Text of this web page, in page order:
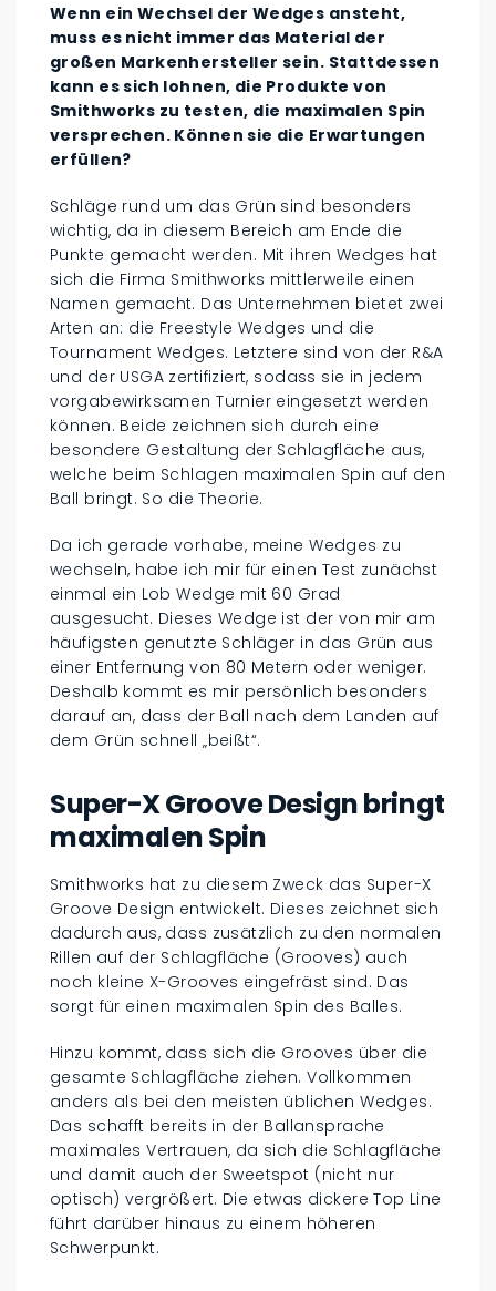
Wenn ein Wechsel der Wedges ansteht,
muss es nicht immer das Material der
großen Markenhersteller sein. Stattdessen
kann es sich lohnen, die Produkte von
Smithworks zu testen, die maximalen Spin
versprechen. Können sie die Erwartungen
erfüllen?
Schläge rund um das Grün sind besonders
wichtig, da in diesem Bereich am Ende die
Punkte gemacht werden. Mit ihren Wedges hat
sich die Firma Smithworks mittlerweile einen
Namen gemacht. Das Unternehmen bietet zwei
Arten an: die Freestyle Wedges und die
Tournament Wedges. Letztere sind von der R&A
und der USGA zertifiziert, sodass sie in jedem
vorgabewirksamen Turnier eingesetzt werden
können. Beide zeichnen sich durch eine
besondere Gestaltung der Schlagfläche aus,
welche beim Schlagen maximalen Spin auf den
Ball bringt. So die Theorie.
Da ich gerade vorhabe, meine Wedges zu
wechseln, habe ich mir für einen Test zunächst
einmal ein Lob Wedge mit 60 Grad
ausgesucht. Dieses Wedge ist der von mir am
häufigsten genutzte Schläger in das Grün aus
einer Entfernung von 80 Metern oder weniger.
Deshalb kommt es mir persönlich besonders
darauf an, dass der Ball nach dem Landen auf
dem Grün schnell „beißt“.
Super-X Groove Design bringt
maximalen Spin
Smithworks hat zu diesem Zweck das Super-X
Groove Design entwickelt. Dieses zeichnet sich
dadurch aus, dass zusätzlich zu den normalen
Rillen auf der Schlagfläche (Grooves) auch
noch kleine X-Grooves eingefräst sind. Das
sorgt für einen maximalen Spin des Balles.
Hinzu kommt, dass sich die Grooves über die
gesamte Schlagfläche ziehen. Vollkommen
anders als bei den meisten üblichen Wedges.
Das schafft bereits in der Ballansprache
maximales Vertrauen, da sich die Schlagfläche
und damit auch der Sweetspot (nicht nur
optisch) vergrößert. Die etwas dickere Top Line
führt darüber hinaus zu einem höheren
Schwerpunkt.